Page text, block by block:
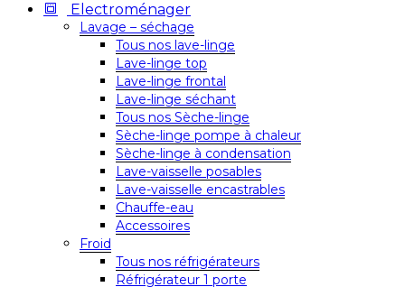
Electroménager
Lavage – séchage
Tous nos lave-linge
Lave-linge top
Lave-linge frontal
Lave-linge séchant
Tous nos Sèche-linge
Sèche-linge pompe à chaleur
Sèche-linge à condensation
Lave-vaisselle posables
Lave-vaisselle encastrables
Chauffe-eau
Accessoires
Froid
Tous nos réfrigérateurs
Réfrigérateur 1 porte